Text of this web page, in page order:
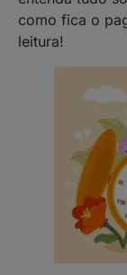
como fica o
leitura!